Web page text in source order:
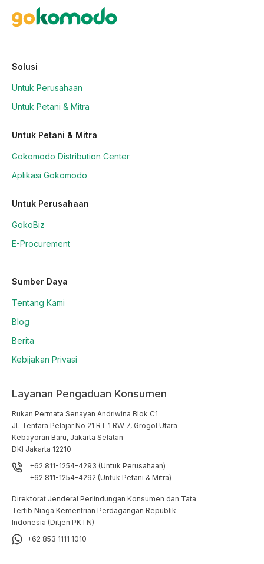
Solusi
Untuk Perusahaan
Untuk Petani & Mitra
Untuk Petani & Mitra
Gokomodo Distribution Center
Aplikasi Gokomodo
Untuk Perusahaan
GokoBiz
E-Procurement
Sumber Daya
Tentang Kami
Blog
Berita
Kebijakan Privasi
Layanan Pengaduan Konsumen
Rukan Permata Senayan Andriwina Blok C1
JL Tentara Pelajar No 21 RT 1 RW 7, Grogol Utara
Kebayoran Baru, Jakarta Selatan
DKI Jakarta 12210
+62 811-1254-4293 (Untuk Perusahaan)
+62 811-1254-4292 (Untuk Petani & Mitra)
Direktorat Jenderal Perlindungan Konsumen dan Tata
Tertib Niaga Kementrian Perdagangan Republik
Indonesia (Ditjen PKTN)
+62 853 1111 1010